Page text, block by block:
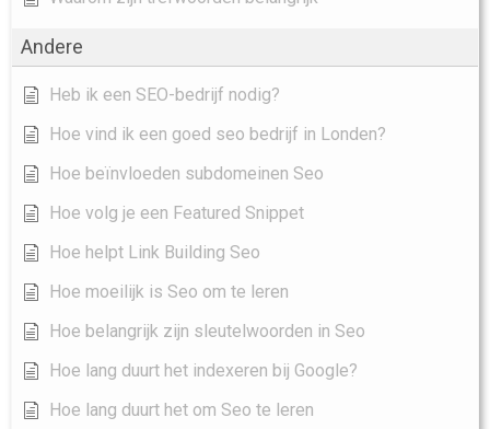
Andere
Heb ik een SEO-bedrijf nodig?
Hoe vind ik een goed seo bedrijf in Londen?
Hoe beïnvloeden subdomeinen Seo
Hoe volg je een Featured Snippet
Hoe helpt Link Building Seo
Hoe moeilijk is Seo om te leren
Hoe belangrijk zijn sleutelwoorden in Seo
Hoe lang duurt het indexeren bij Google?
Hoe lang duurt het om Seo te leren